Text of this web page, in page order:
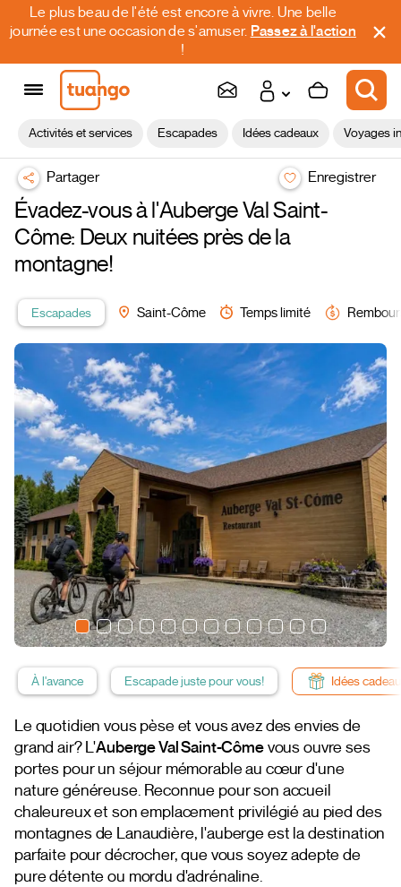
Le plus beau de l'été est encore à vivre. Une belle
journée est une occasion de s'amuser. Passez à l'action
!
Activités et services Escapades Idées cadeaux Voyages
Partager Enregistrer
Évadez-vous à l'Auberge Val Saint-
Côme: Deux nuitées près de la
montagne!
Escapades Saint-Côme Temps limité
À l'avance Escapade juste pour vous! Idées
Le quotidien vous pèse et vous avez des envies de
grand air? L'Auberge Val Saint-Cômevous ouvre ses
portes pour un séjour mémorable au cœur d'une
nature généreuse. Reconnue pour son accueil
chaleureux et son emplacement privilégié au pied des
montagnes de Lanaudière, l'auberge est la destination
parfaite pour décrocher, que vous soyez adepte de
pure détente ou mordu d'adrénaline.